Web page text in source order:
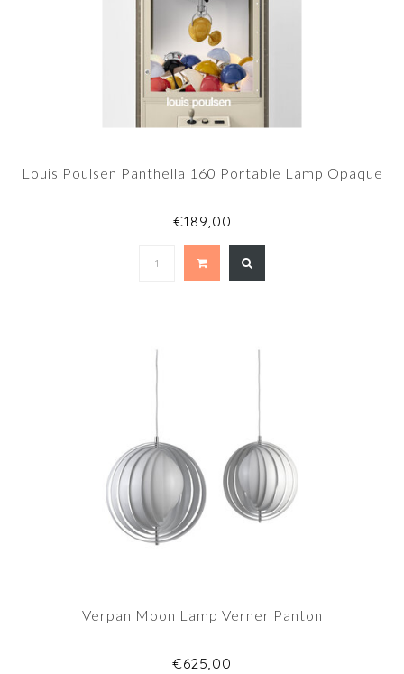
Louis Poulsen Panthella 160 Portable Lamp Opaque
€189,00
Verpan Moon Lamp Verner Panton
€625,00